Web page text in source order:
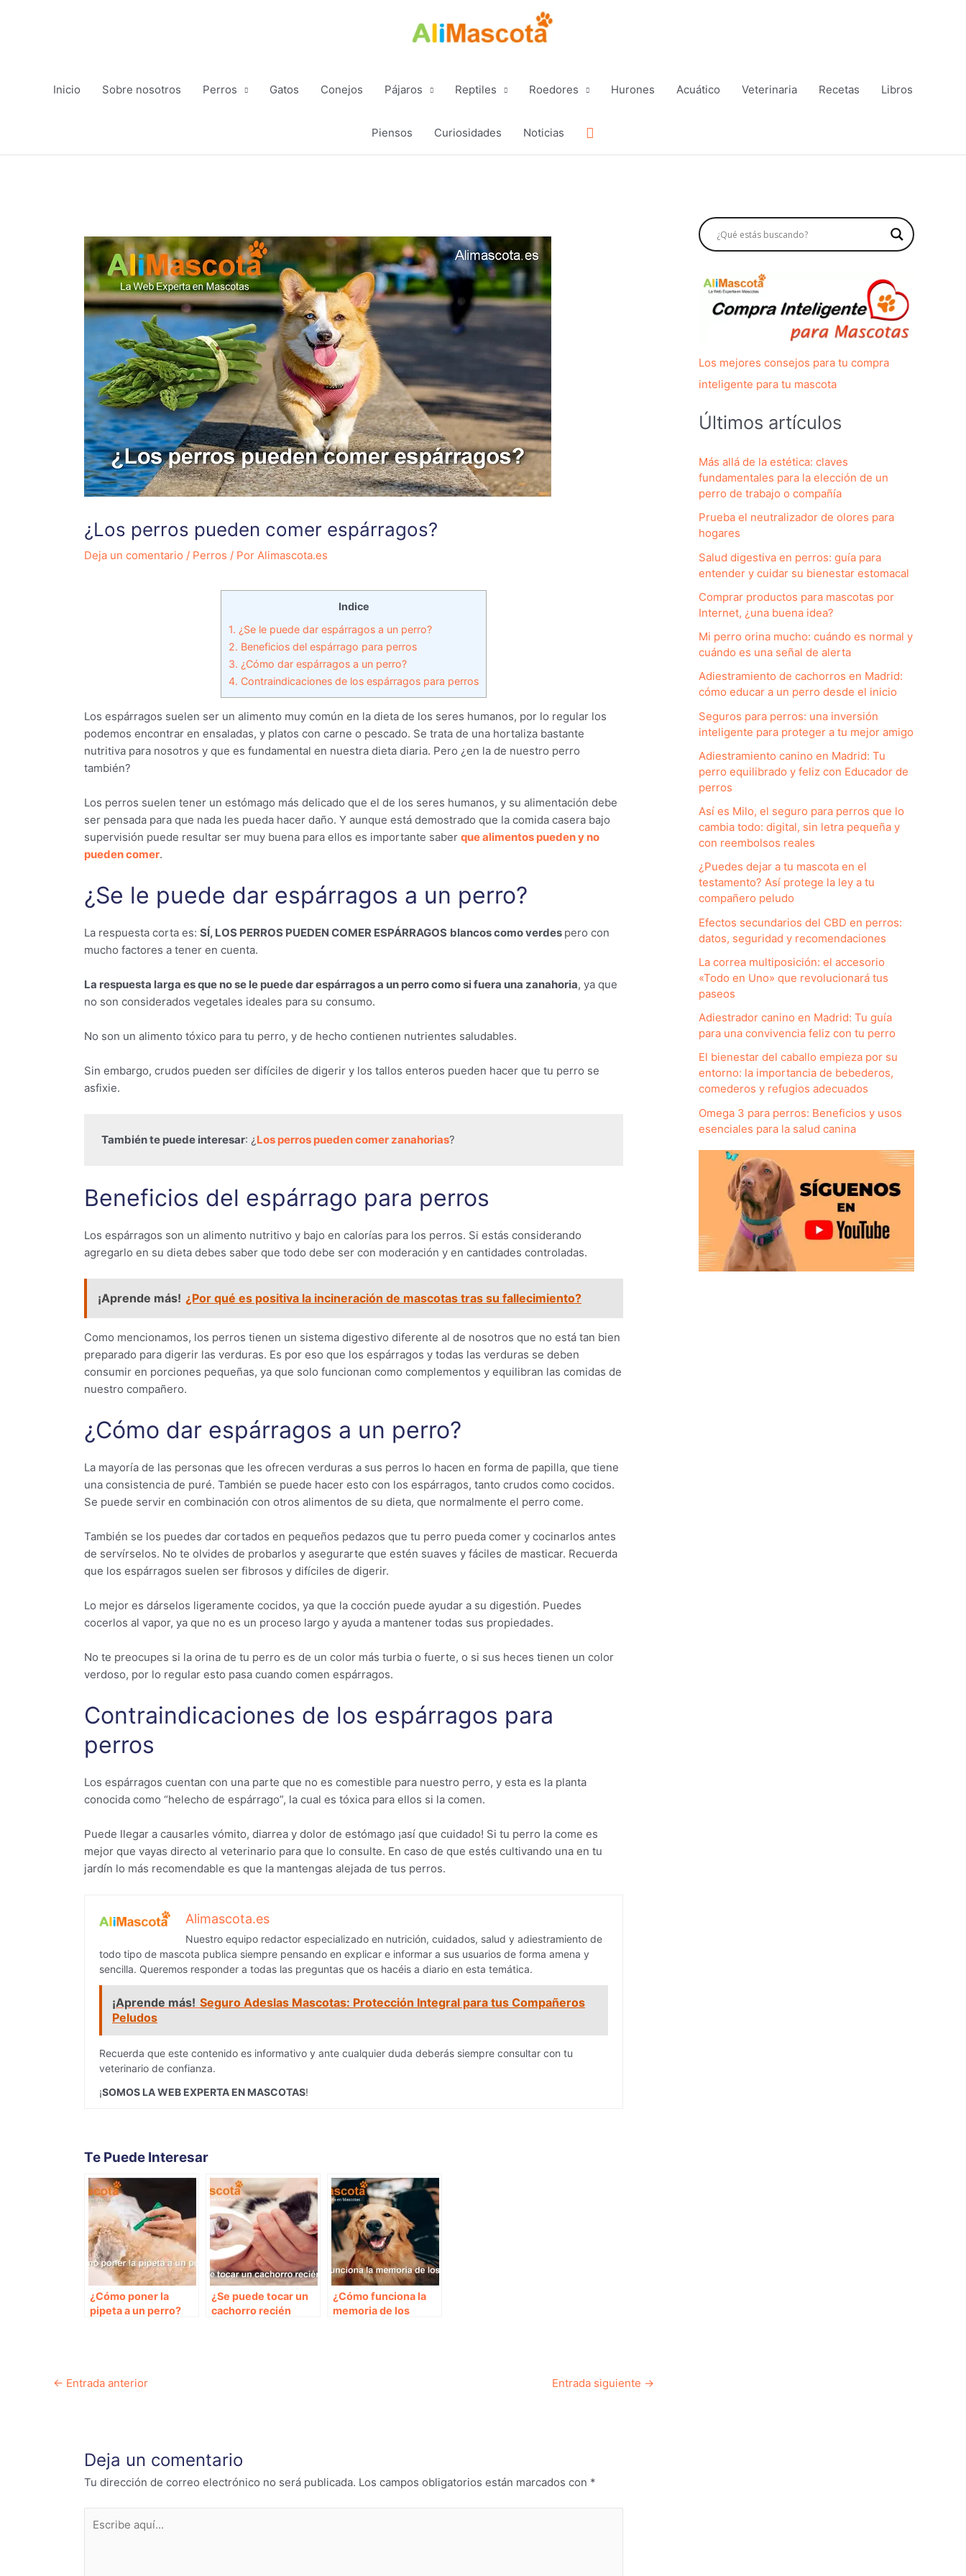
Inicio Sobre nosotros Perros Gatos Conejos Pájaros Reptiles Roedores Hurones Acuático Veterinaria Recetas Libros
Piensos Curiosidades Noticias Buscar
¿Los perros pueden comer espárragos?
Deja un comentario / Perros / Por Alimascota.es
Indice
1. ¿Se le puede dar espárragos a un perro?
2. Beneficios del espárrago para perros
3. ¿Cómo dar espárragos a un perro?
4. Contraindicaciones de los espárragos para perros
Los espárragos suelen ser un alimento muy común en la dieta de los seres humanos, por lo regular los
podemos encontrar en ensaladas, y platos con carne o pescado. Se trata de una hortaliza bastante
nutritiva para nosotros y que es fundamental en nuestra dieta diaria. Pero ¿en la de nuestro perro
también?
Los perros suelen tener un estómago más delicado que el de los seres humanos, y su alimentación debe
ser pensada para que nada les pueda hacer daño. Y aunque está demostrado que la comida casera bajo
supervisión puede resultar ser muy buena para ellos es importante saber que alimentos pueden y no
pueden comer.
¿Se le puede dar espárragos a un perro?
La respuesta corta es: SÍ, LOS PERROS PUEDEN COMER ESPÁRRAGOS blancos como verdes pero con
mucho factores a tener en cuenta.
La respuesta larga es que no se le puede dar espárragos a un perro como si fuera una zanahoria, ya que
no son considerados vegetales ideales para su consumo.
No son un alimento tóxico para tu perro, y de hecho contienen nutrientes saludables.
Sin embargo, crudos pueden ser difíciles de digerir y los tallos enteros pueden hacer que tu perro se
asfixie.
También te puede interesar: ¿ Los perros pueden comer zanahorias?
Beneficios del espárrago para perros
Los espárragos son un alimento nutritivo y bajo en calorías para los perros. Si estás considerando
agregarlo en su dieta debes saber que todo debe ser con moderación y en cantidades controladas.
¡Aprende más! ¿Por qué es positiva la incineración de mascotas tras su fallecimiento?
Como mencionamos, los perros tienen un sistema digestivo diferente al de nosotros que no está tan bien
preparado para digerir las verduras. Es por eso que los espárragos y todas las verduras se deben
consumir en porciones pequeñas, ya que solo funcionan como complementos y equilibran las comidas de
nuestro compañero.
¿Cómo dar espárragos a un perro?
La mayoría de las personas que les ofrecen verduras a sus perros lo hacen en forma de papilla, que tiene
una consistencia de puré. También se puede hacer esto con los espárragos, tanto crudos como cocidos.
Se puede servir en combinación con otros alimentos de su dieta, que normalmente el perro come.
También se los puedes dar cortados en pequeños pedazos que tu perro pueda comer y cocinarlos antes
de servírselos. No te olvides de probarlos y asegurarte que estén suaves y fáciles de masticar. Recuerda
que los espárragos suelen ser fibrosos y difíciles de digerir.
Lo mejor es dárselos ligeramente cocidos, ya que la cocción puede ayudar a su digestión. Puedes
cocerlos al vapor, ya que no es un proceso largo y ayuda a mantener todas sus propiedades.
No te preocupes si la orina de tu perro es de un color más turbia o fuerte, o si sus heces tienen un color
verdoso, por lo regular esto pasa cuando comen espárragos.
Contraindicaciones de los espárragos para
perros
Los espárragos cuentan con una parte que no es comestible para nuestro perro, y esta es la planta
conocida como “helecho de espárrago”, la cual es tóxica para ellos si la comen.
Puede llegar a causarles vómito, diarrea y dolor de estómago ¡así que cuidado! Si tu perro la come es
mejor que vayas directo al veterinario para que lo consulte. En caso de que estés cultivando una en tu
jardín lo más recomendable es que la mantengas alejada de tus perros.
Alimascota.es
Nuestro equipo redactor especializado en nutrición, cuidados, salud y adiestramiento de
todo tipo de mascota publica siempre pensando en explicar e informar a sus usuarios de forma amena y
sencilla. Queremos responder a todas las preguntas que os hacéis a diario en esta temática.
¡Aprende más! Seguro Adeslas Mascotas: Protección Integral para tus Compañeros
Peludos
Recuerda que este contenido es informativo y ante cualquier duda deberás siempre consultar con tu
veterinario de confianza.
¡SOMOS LA WEB EXPERTA EN MASCOTAS!
Te Puede Interesar
¿Cómo poner la
pipeta a un perro?
¿Se puede tocar un
cachorro recién
¿Cómo funciona la
memoria de los
Navegación
← Entrada anterior Entrada siguiente →
Deja un comentario
Tu dirección de correo electrónico no será publicada. Los campos obligatorios están marcados con *
aquí...
Los mejores consejos para tu compra
inteligente para tu mascota
Últimos artículos
Más allá de la estética: claves
fundamentales para la elección de un
perro de trabajo o compañía
Prueba el neutralizador de olores para
hogares
Salud digestiva en perros: guía para
entender y cuidar su bienestar estomacal
Comprar productos para mascotas por
Internet, ¿una buena idea?
Mi perro orina mucho: cuándo es normal y
cuándo es una señal de alerta
Adiestramiento de cachorros en Madrid:
cómo educar a un perro desde el inicio
Seguros para perros: una inversión
inteligente para proteger a tu mejor amigo
Adiestramiento canino en Madrid: Tu
perro equilibrado y feliz con Educador de
perros
Así es Milo, el seguro para perros que lo
cambia todo: digital, sin letra pequeña y
con reembolsos reales
¿Puedes dejar a tu mascota en el
testamento? Así protege la ley a tu
compañero peludo
Efectos secundarios del CBD en perros:
datos, seguridad y recomendaciones
La correa multiposición: el accesorio
«Todo en Uno» que revolucionará tus
paseos
Adiestrador canino en Madrid: Tu guía
para una convivencia feliz con tu perro
El bienestar del caballo empieza por su
entorno: la importancia de bebederos,
comederos y refugios adecuados
Omega 3 para perros: Beneficios y usos
esenciales para la salud canina